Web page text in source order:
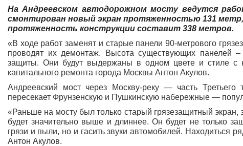
На Андреевском автодорожном мосту ведутся
смонтирован новый экран протяженностью 131
протяженность конструкции составит 338 метров.
«В ходе работ заменят и старые панели 90-метрового
проводят их демонтаж. Высота существующих панелей
защиты. Они будут выдержаны в одном цвете и стиле с
капитального ремонта города Москвы Антон Акулов.
Андреевский мост через Москву-реку — часть
пересекает Фрунзенскую и Пушкинскую набережные —
«Раньше на мосту был только старый грязезащитный
будет значительно выше и длиннее. Он будет не только
грязи и пыли, но и гасить звуки автомобилей. Находиться
Антон Акулов.